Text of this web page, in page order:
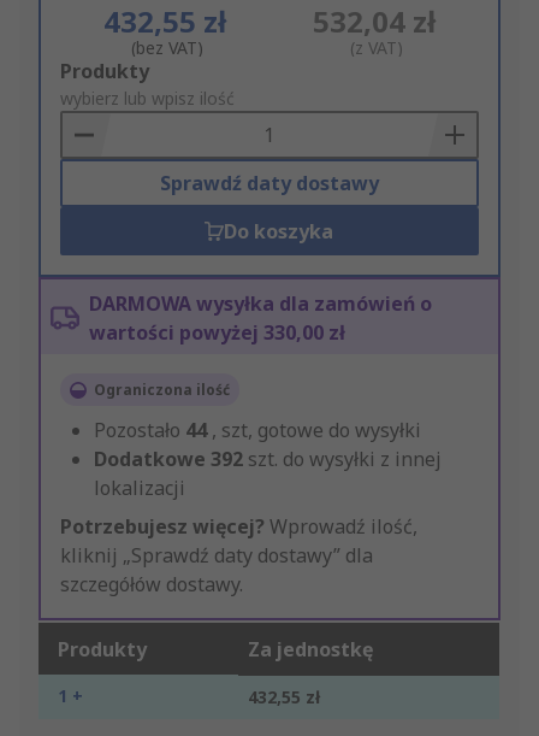
432,55 zł
(bez VAT)
532,04 zł
(z VAT)
Add
to
Basket
Produkty
wybierz lub wpisz ilość
Sprawdź daty dostawy
Do koszyka
DARMOWA wysyłka dla zamówień o
wartości powyżej 330,00 zł
Ograniczona ilość
Pozostało 44, szt, gotowe do wysyłki
Dodatkowe 392 szt. do wysyłki z innej
lokalizacji
Potrzebujesz więcej? Wprowadź ilość,
kliknij „Sprawdź daty dostawy” dla
szczegółów dostawy.
Produkty Za jednostkę
1 + 432,55 zł